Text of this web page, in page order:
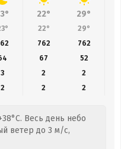
22° 29°
22° 29°
762 762
67
52
3 2
2
2 2 2
Весь день небо
ветер до 3 м/с,